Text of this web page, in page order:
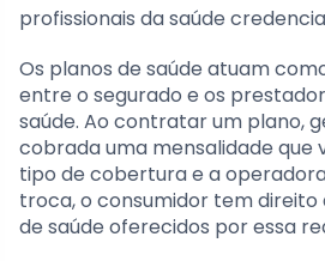
profissionais da saúde
Os planos de saúde atuam
entre o segurado e os
saúde. Ao contratar um plano,
cobrada uma mensalidade que
tipo de cobertura e a
troca, o consumidor tem direito
de saúde oferecidos por essa